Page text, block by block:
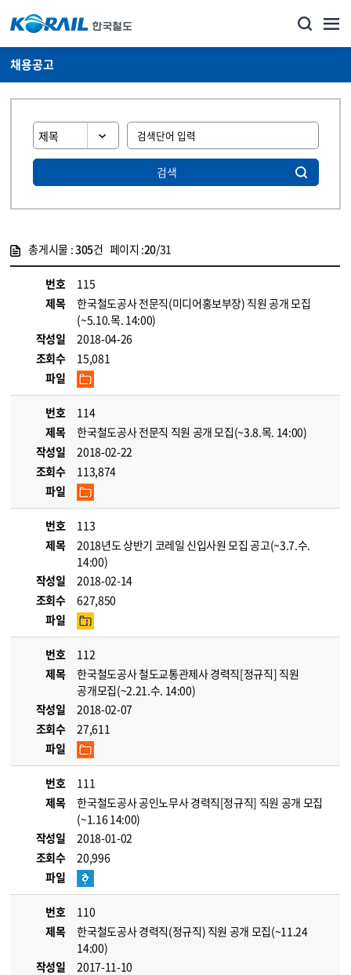
채용공고
검색
총게시물 :305건 페이지 :20/31
번호
115
제목
한국철도공사 전문직(미디어홍보부장) 직원 공개 모집
(~5.10.목. 14:00)
작성일
2018-04-26
조회수
15,081
파일
번호
114
제목
한국철도공사 전문직 직원 공개 모집(~3.8.목. 14:00)
작성일
2018-02-22
조회수
113,874
파일
번호
113
제목
2018년도 상반기 코레일 신입사원 모집 공고(~3.7.수.
14:00)
작성일
2018-02-14
조회수
627,850
파일
번호
112
제목
한국철도공사 철도교통관제사 경력직[정규직] 직원
공개모집(~2.21.수. 14:00)
작성일
2018-02-07
조회수
27,611
파일
번호
111
제목
한국철도공사 공인노무사 경력직[정규직] 직원 공개 모집
(~1.16 14:00)
작성일
2018-01-02
조회수
20,996
파일
번호
110
제목
한국철도공사 경력직(정규직) 직원 공개 모집(~11.24
14:00)
작성일
2017-11-10